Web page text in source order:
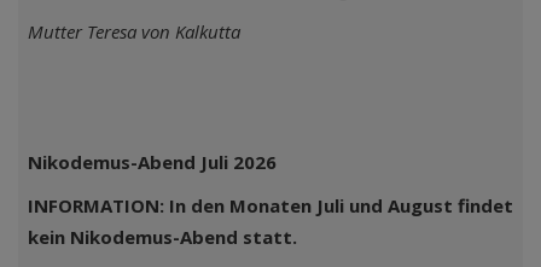
Mutter Teresa von Kalkutta
Nikodemus-Abend Juli 2026
INFORMATION: In den Monaten Juli und August findet
kein Nikodemus-Abend statt.